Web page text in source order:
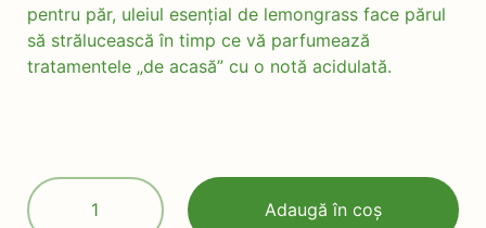
pentru păr, uleiul esențial de lemongrass face părul
să strălucească în timp ce vă parfumează
tratamentele „de acasă” cu o notă acidulată.
Cantitate
Ulei
Adaugă în coș